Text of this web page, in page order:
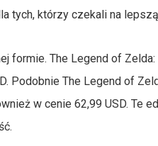
tych, którzy czekali na
formie. The Legend of
Podobnie The Legend of
w cenie 62,99 USD. Te